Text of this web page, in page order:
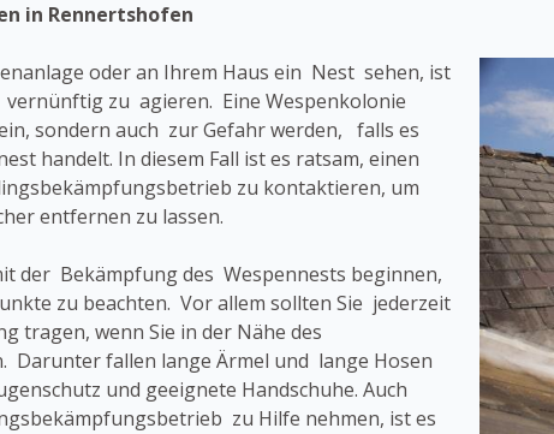
in Rennertshofen
oder an Ihrem Haus ein Nest sehen, ist
vernünftig zu agieren. Eine Wespenkolonie
sondern auch zur Gefahr werden, falls es
handelt. In diesem Fall ist es ratsam, einen
zu kontaktieren, um
entfernen zu lassen.
der Bekämpfung des Wespennests beginnen,
zu beachten. Vor allem sollten Sie jederzeit
tragen, wenn Sie in der Nähe des
Darunter fallen lange Ärmel und lange Hosen
und geeignete Handschuhe. Auch
zu Hilfe nehmen, ist es